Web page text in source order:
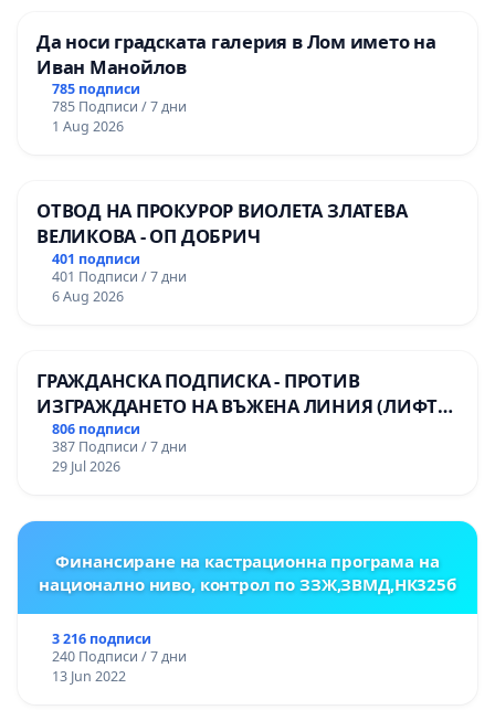
Да носи градската галерия в Лом името на
Иван Манойлов
785 подписи
785 Подписи / 7 дни
1 Aug 2026
ОТВОД НА ПРОКУРОР ВИОЛЕТА ЗЛАТЕВА
ВЕЛИКОВА - ОП ДОБРИЧ
401 подписи
401 Подписи / 7 дни
6 Aug 2026
ГРАЖДАНСКА ПОДПИСКА - ПРОТИВ
ИЗГРАЖДАНЕТО НА ВЪЖЕНА ЛИНИЯ (ЛИФТ)
НА ТЕРИТОРИЯТА НА ПРИРОДНА
ЗАБЕЛЕЖИТЕЛНОСТ „ХЪЛМ НА
ОСВОБОДИТЕЛИТЕ“ (БУНАРДЖИК)
806 подписи
387 Подписи / 7 дни
29 Jul 2026
Финансиране на кастрационна програма на
национално ниво, контрол по ЗЗЖ,ЗВМД,НК325б
3 216 подписи
240 Подписи / 7 дни
13 Jun 2022